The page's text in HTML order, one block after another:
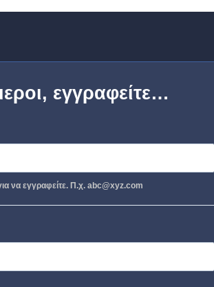
εγγραφείτε…
να εγγραφείτε. Π.χ. abc@xyz.com